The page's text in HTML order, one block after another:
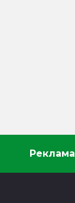
Реклама